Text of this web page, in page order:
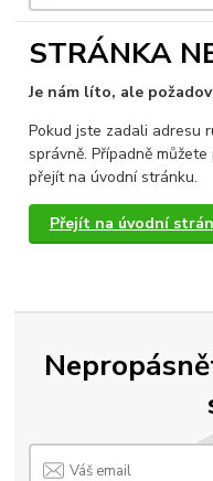
STRÁNKA
Je nám líto, ale
Pokud jste zadali adresu
správně. Případně
přejít na úvodní stránku.
Přejít na úvodní